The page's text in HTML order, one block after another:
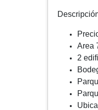
Area
2